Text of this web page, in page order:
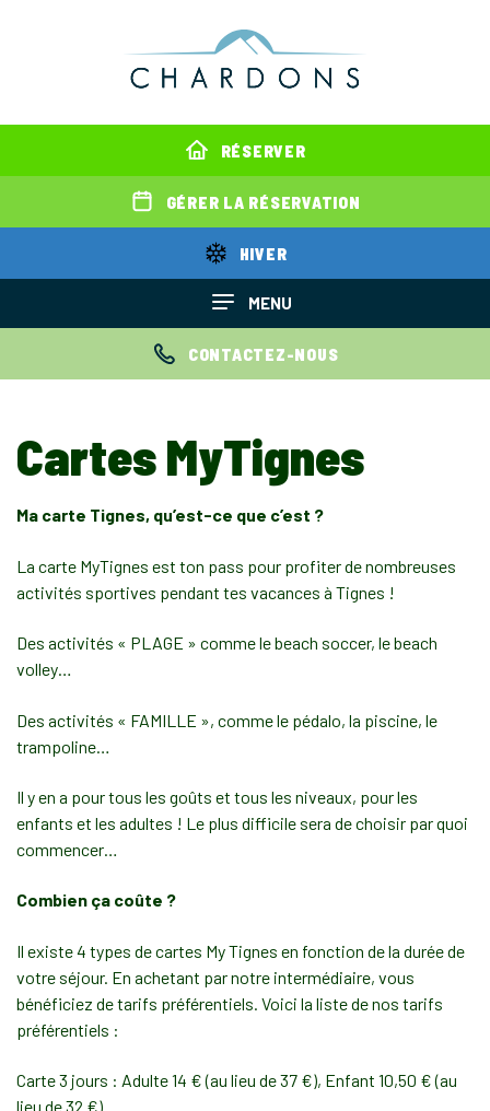
RÉSERVER
GÉRER LA RÉSERVATION
HIVER
CONTACTEZ-NOUS
MENU
Cartes MyTignes
Ma carte Tignes, qu’est-ce que c’est ?
La carte MyTignes est ton pass pour profiter de nombreuses
activités sportives pendant tes vacances à Tignes !
Des activités « PLAGE » comme le beach soccer, le beach
volley…
Des activités « FAMILLE », comme le pédalo, la piscine, le
trampoline…
Il y en a pour tous les goûts et tous les niveaux, pour les
enfants et les adultes ! Le plus difficile sera de choisir par quoi
commencer…
Combien ça coûte ?
Il existe 4 types de cartes My Tignes en fonction de la durée de
votre séjour. En achetant par notre intermédiaire, vous
bénéficiez de tarifs préférentiels. Voici la liste de nos tarifs
préférentiels :
Carte 3 jours : Adulte 14 € (au lieu de 37 €), Enfant 10,50 € (au
lieu de 32 €)